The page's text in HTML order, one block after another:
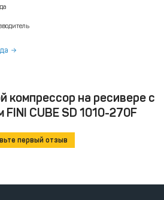
компрессор на ресивере с
CUBE SD 1010-270F
первый отзыв